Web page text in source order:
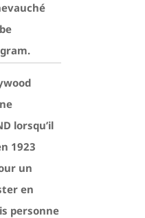
lorsqu’il
1923
un
en
personne